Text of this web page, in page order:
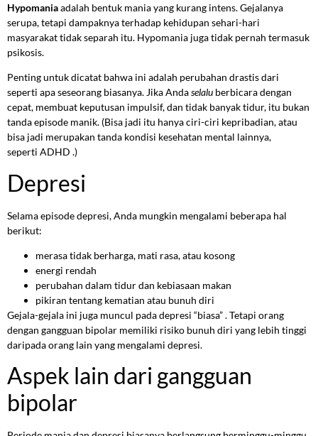
Hypomaniaadalah bentuk mania yang kurang intens. Gejalanya
serupa, tetapi dampaknya terhadap kehidupan sehari-hari
masyarakat tidak separah itu. Hypomania juga tidak pernah termasuk
psikosis.
Penting untuk dicatat bahwa ini adalah perubahan drastis dari
seperti apa seseorang biasanya. Jika Andaselalu berbicara dengan
cepat, membuat keputusan impulsif, dan tidak banyak tidur, itu bukan
tanda episode manik. (Bisa jadi itu hanya ciri-ciri kepribadian, atau
bisa jadi merupakan tanda kondisi kesehatan mental lainnya,
seperti ADHD .)
Depresi
Selama episode depresi, Anda mungkin mengalami beberapa hal
berikut:
merasa tidak berharga, mati rasa, atau kosong
energi rendah
perubahan dalam tidur dan kebiasaan makan
pikiran tentang kematian atau bunuh diri
Gejala-gejala ini juga muncul pada depresi “biasa” . Tetapi orang
dengan gangguan bipolar memiliki risiko bunuh diri yang lebih tinggi
daripada orang lain yang mengalami depresi.
Aspek lain dari gangguan
bipolar